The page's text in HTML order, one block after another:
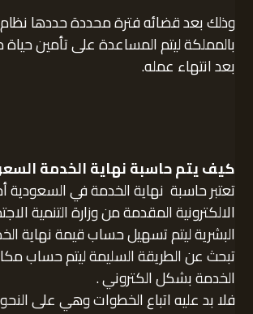
وذلك بعد قضائه فترة محددة حددها
بالمملكة ليتم المساعدة على تأمين
بعد انتهاء عمله.
كيف يتم حاسبة نهاية الخدمة
تعتبر حاسبة نهاية الخدمة في
الالكترونية المقدمة من وزارة التنمية
البشرية ليتم تسهيل حساب قيمة نهاية
تبحث عن الطريقة السليمة ليتم حساب
الخدمة بشكل الكتروني .
فلا بد عليه اتباع الخطوات وهي على النحو